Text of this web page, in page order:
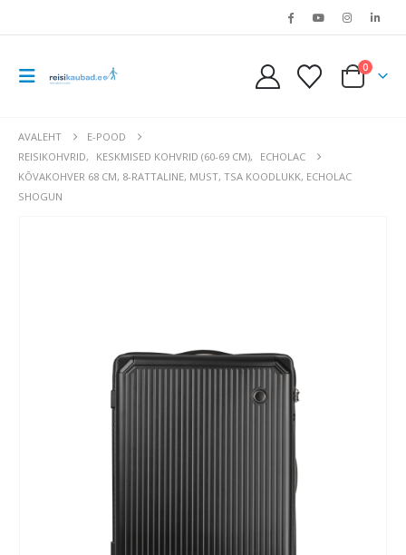
0
AVALEHT
E-POOD
REISIKOHVRID, KESKMISED KOHVRID (60-69 CM),
ECHOLAC
KÕVAKOHVER 68 CM, 8-RATTALINE, MUST, TSA KOODLUKK, ECHOLAC
SHOGUN